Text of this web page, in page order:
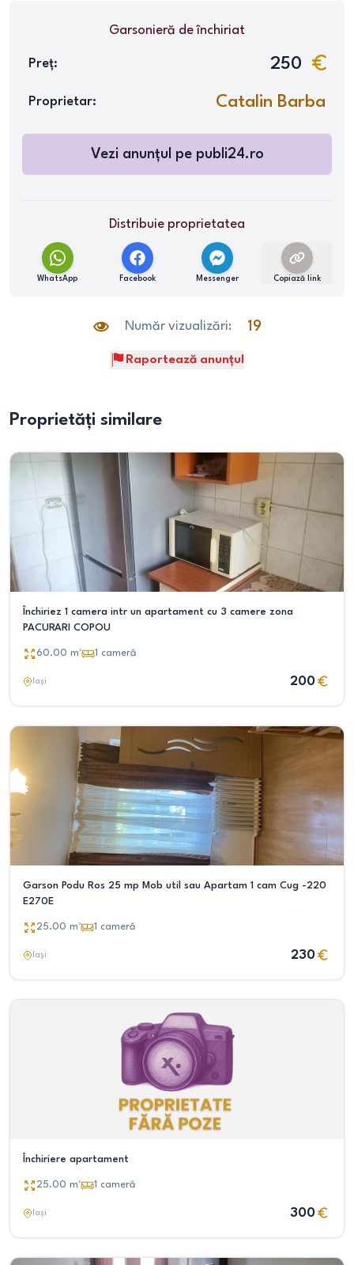
Garsonieră de închiriat
Preț: 250
Proprietar: Catalin Barba
Vezi anunțul pe publi24.ro
Distribuie proprietatea
WhatsApp Facebook Messenger Copiază link
Număr vizualizări: 19
Raportează anunțul
Proprietăți similare
Închiriez 1 camera intr un apartament cu 3 camere zona
PACURARI COPOU
60.00 m² 1 cameră
Iași 200
Garson Podu Ros 25 mp Mob util sau Apartam 1 cam Cug -220
E270E
25.00 m² 1 cameră
Iași 230
Închiriere apartament
25.00 m² 1 cameră
Iași 300